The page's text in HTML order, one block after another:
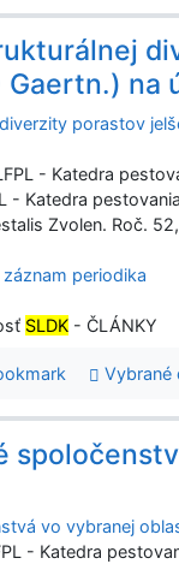
na
porastov
- Katedra
- Katedra
Zvolen. Roč.
záznam periodika
SLDK - ČLÁNKY
Vybrané
vo vybranej
- Katedra